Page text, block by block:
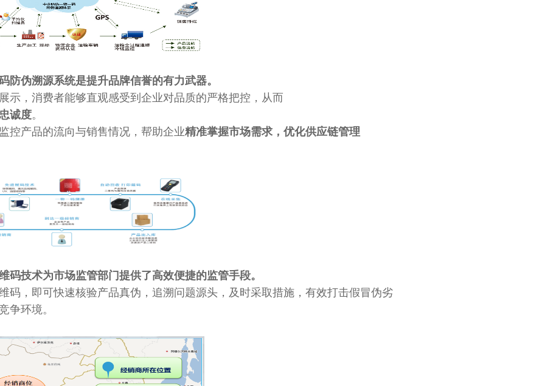
防伪溯源系统是提升品牌信誉的有力武器。
示，消费者能够直观感受到企业对品质的严格把控，从而
诚度。
控产品的流向与销售情况，帮助企业精准掌握市场需求，优化供应链管理
码技术为市场监管部门提供了高效便捷的监管手段。
码，即可快速核验产品真伪，追溯问题源头，及时采取措施，有效打击假冒伪劣
争环境。